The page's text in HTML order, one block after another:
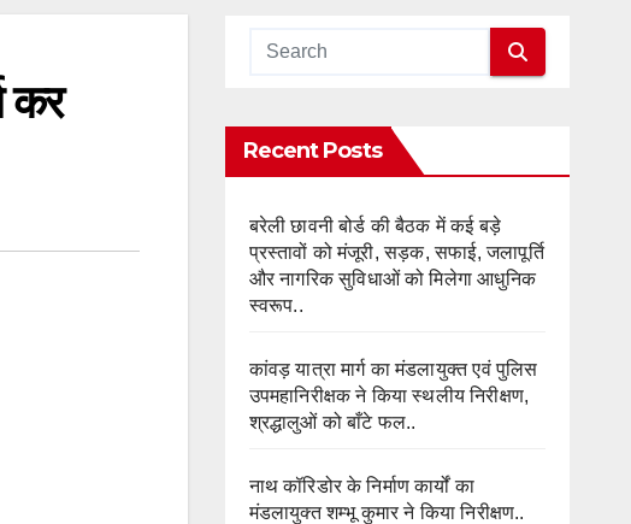
कर
Recent Posts
बरेली छावनी बोर्ड की बैठक में कई बड़े
प्रस्तावों को मंजूरी, सड़क, सफाई, जलापूर्ति
और नागरिक सुविधाओं को मिलेगा आधुनिक
स्वरूप..
कांवड़ यात्रा मार्ग का मंडलायुक्त एवं पुलिस
उपमहानिरीक्षक ने किया स्थलीय निरीक्षण,
श्रद्धालुओं को बाँटे फल..
नाथ कॉरिडोर के निर्माण कार्यों का
मंडलायुक्त शम्भू कुमार ने किया निरीक्षण..